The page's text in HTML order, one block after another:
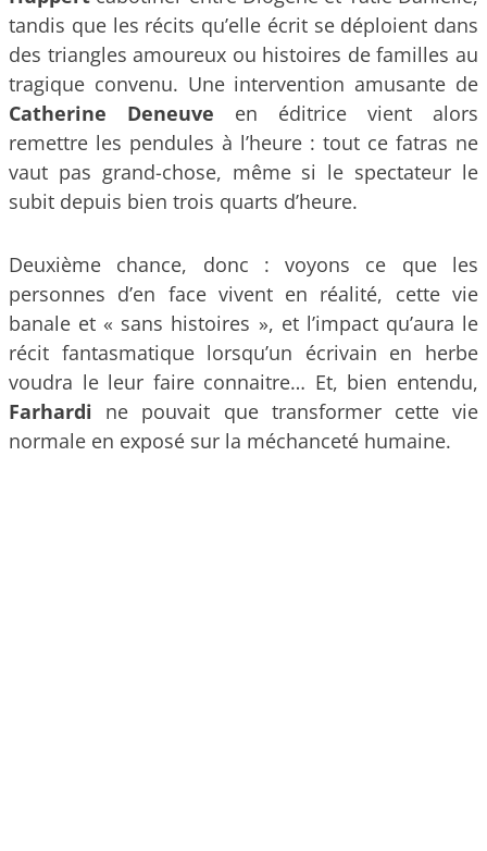
tandis que les récits qu’elle écrit se déploient dans
des triangles amoureux ou histoires de familles au
tragique convenu. Une intervention amusante de
Catherine Deneuve en éditrice vient alors
remettre les pendules à l’heure : tout ce fatras ne
vaut pas grand-chose, même si le spectateur le
subit depuis bien trois quarts d’heure.
Deuxième chance, donc : voyons ce que les
personnes d’en face vivent en réalité, cette vie
banale et « sans histoires », et l’impact qu’aura le
récit fantasmatique lorsqu’un écrivain en herbe
voudra le leur faire connaitre… Et, bien entendu,
Farhardi ne pouvait que transformer cette vie
normale en exposé sur la méchanceté humaine.